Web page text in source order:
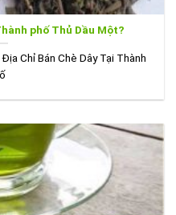
phố Thủ Dầu Một?
Chỉ Bán Chè Dây Tại Thành